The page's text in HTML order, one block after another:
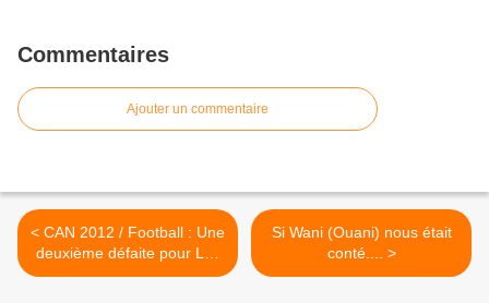
Commentaires
Ajouter un commentaire
< CAN 2012 / Football : Une
deuxième défaite pour Les
Comores
Si Wani (Ouani) nous était
conté.... >